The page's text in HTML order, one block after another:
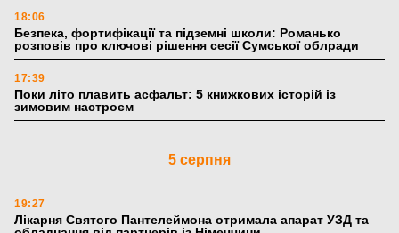
18:06
Безпека, фортифікації та підземні школи: Романько
розповів про ключові рішення сесії Сумської облради
17:39
Поки літо плавить асфальт: 5 книжкових історій із
зимовим настроєм
5 серпня
19:27
Лікарня Святого Пантелеймона отримала апарат УЗД та